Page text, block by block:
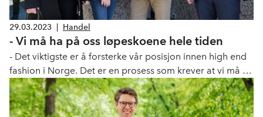
29.03.2023 Handel
- Vi må ha på oss løpeskoene hele tiden
- Det viktigste er å forsterke vår posisjon innen high end
fashion i Norge. Det er en prosess som krever at vi må ha
på oss løpeskoene hele tiden, sier Ørnulf Høyer, eier og
gründer av Høyer-gruppen som er blitt medlem av NHO
Service og Handel.